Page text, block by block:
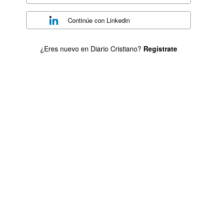
Continúe con Linkedin
¿Eres nuevo en Diario Cristiano? Regístrate